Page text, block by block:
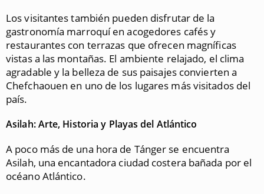
Los visitantes también pueden disfrutar de la
gastronomía marroquí en acogedores cafés y
restaurantes con terrazas que ofrecen magníficas
vistas a las montañas. El ambiente relajado, el clima
agradable y la belleza de sus paisajes convierten a
Chefchaouen en uno de los lugares más visitados del
país.
Asilah: Arte, Historia y Playas del Atlántico
A poco más de una hora de Tánger se encuentra
Asilah, una encantadora ciudad costera bañada por el
océano Atlántico.